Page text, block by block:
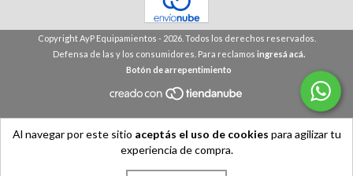
Al navegar por este sitio aceptás el uso de cookies para agilizar tu
experiencia de compra.
Copyright AyP Equipamientos - 2026. Todos los derechos reservados.
Defensa de las y los consumidores. Para reclamos ingresá acá.
Botón de arrepentimiento